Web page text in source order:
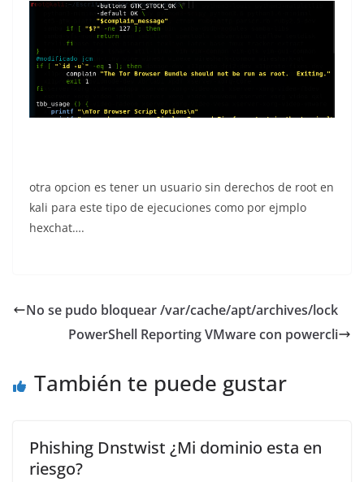
otra opcion es tener un usuario sin derechos de root en
kali para este tipo de ejecuciones como por ejmplo
hexchat….
No se pudo bloquear /var/cache/apt/archives/lock
PowerShell Reporting VMware con powercli
También te puede gustar
Phishing Dnstwist ¿Mi dominio esta en
riesgo?